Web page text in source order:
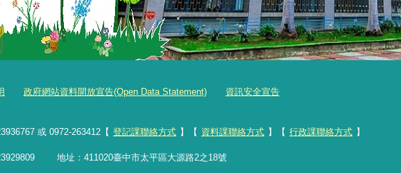
政府網站資料開放宣告(Open Data Statement) 資訊安全宣告
或 0972-263412【 登記課聯絡方式 】【 資料課聯絡方式 】【 行政課聯絡方式 】
地址：411020臺中市太平區大源路2之18號